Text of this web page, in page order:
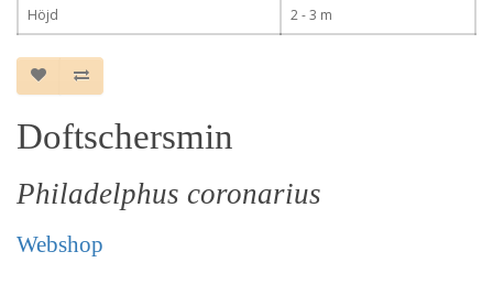
Höjd 2 - 3 m
Doftschersmin
Philadelphus coronarius
Webshop